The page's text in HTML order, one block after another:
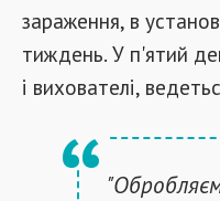
зараження, в
тиждень. У п'ятий
і вихователі,